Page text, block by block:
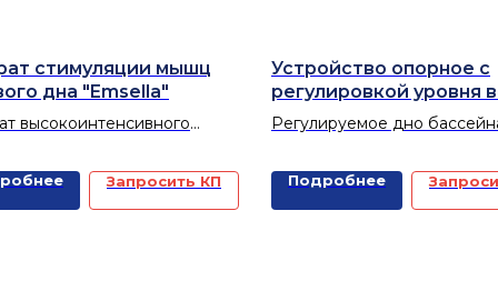
стимуляции мышц
дна "Emsella"
высокоинтенсивного
мышц тазового дна.
технология для
проблем, связанных с
Запросить КП
Устройство опорное с
регулировкой уровня
для реабилитации в
Регулируемое дно
реабилитации в воде
Подробнее